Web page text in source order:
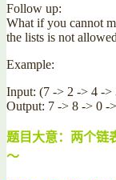
Follow up:
What if you cannot
the lists is not
Example:
Input: (7 -> 2 -> 4 -
Output: 7 -> 8 -> 0 -
题目大意：两个链
～